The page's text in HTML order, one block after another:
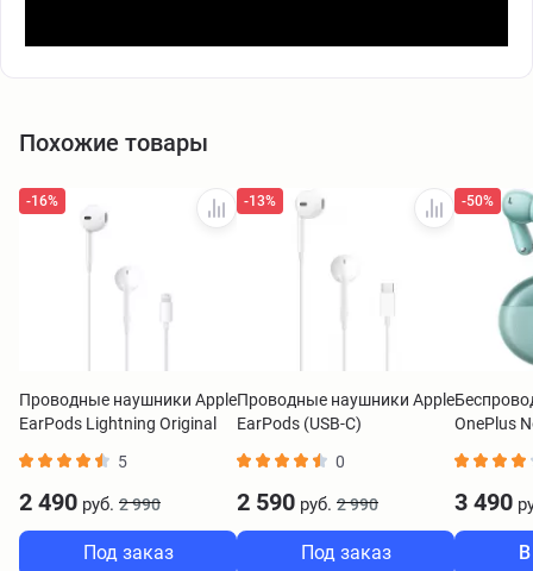
Похожие товары
-16%
Проводные наушники Apple
EarPods Lightning Original
5
2 490 руб. 2 990
Под заказ
-13%
Проводные наушники Apple
EarPods (USB-C)
0
2 590 руб. 2 990
Под заказ
-50%
OnePlus
3 490